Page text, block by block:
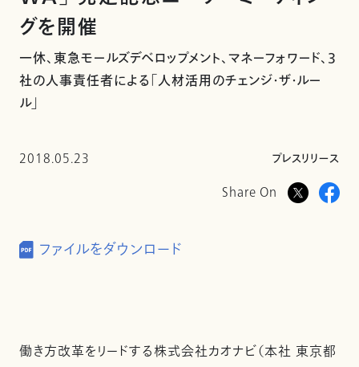
グを開催
一休、東急モールズデベロップメント、マネーフォワード、3
社の人事責任者による「人材活用のチェンジ・ザ・ルー
ル」
2018.05.23 プレスリリース
Share On
ファイルをダウンロード
働き方改革をリードする株式会社カオナビ（本社 東京都